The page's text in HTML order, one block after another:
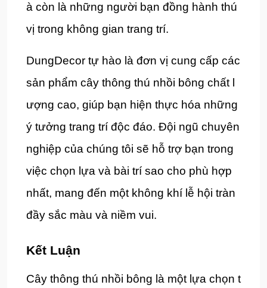
à còn là những người bạn đồng hành thú
vị trong không gian trang trí.
DungDecor tự hào là đơn vị cung cấp các
sản phẩm cây thông thú nhồi bông chất l
ượng cao, giúp bạn hiện thực hóa những
ý tưởng trang trí độc đáo. Đội ngũ chuyên
nghiệp của chúng tôi sẽ hỗ trợ bạn trong
việc chọn lựa và bài trí sao cho phù hợp
nhất, mang đến một không khí lễ hội tràn
đầy sắc màu và niềm vui.
Kết Luận
Cây thông thú nhồi bông là một lựa chọn t